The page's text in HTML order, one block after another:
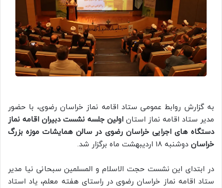
به گزارش روابط عمومی ستاد اقامه نماز خراسان رضوی، با حضور
مدیر ستاد اقامه نماز استان اولین جلسه نشست دبیران اقامه نماز
دستگاه های اجرایی خراسان رضوی در سالن همایشات موزه بزرگ
خراسان دوشنبه 18 اردیبهشت ماه برگزار شد.
در ابتدای این نشست حجت الاسلام و المسلمین سبحانی نیا مدیر
ستاد اقامه نماز خراسان رضوی در راستای هفته معلم، یاد استاد